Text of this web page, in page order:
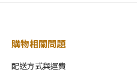
購物相關問題
配送方式與運費